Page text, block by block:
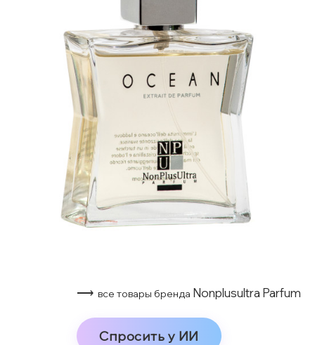
⟶ все товары бренда Nonplusultra Parfum
Спросить у ИИ